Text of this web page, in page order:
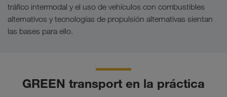
tráfico intermodal y el uso de vehículos con combustibles
alternativos y tecnologías de propulsión alternativas sientan
las bases para ello.
GREEN transport en la práctica